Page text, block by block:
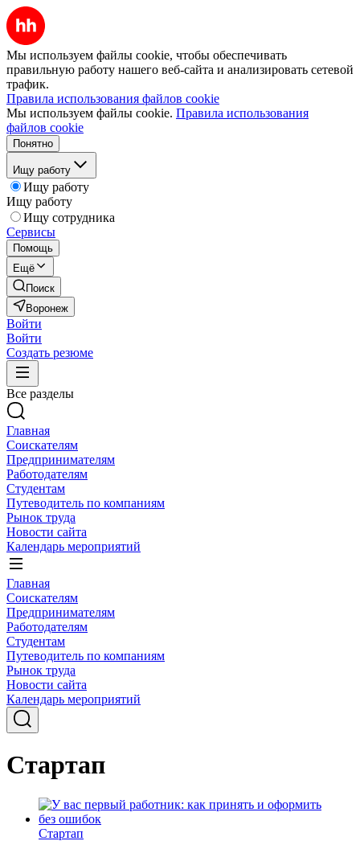
Мы используем файлы cookie, чтобы обеспечивать
правильную работу нашего веб-сайта и анализировать сетевой
трафик.
Правила использования файлов cookie
Мы используем файлы cookie. Правила использования
файлов cookie
Понятно
Ищу работу
Ищу работу
Ищу работу
Ищу сотрудника
Сервисы
Помощь
Ещё
Поиск
Воронеж
Войти
Войти
Создать резюме
Все разделы
Главная
Соискателям
Предпринимателям
Работодателям
Студентам
Путеводитель по компаниям
Рынок труда
Новости сайта
Календарь мероприятий
Главная
Соискателям
Предпринимателям
Работодателям
Студентам
Путеводитель по компаниям
Рынок труда
Новости сайта
Календарь мероприятий
Стартап
Стартап